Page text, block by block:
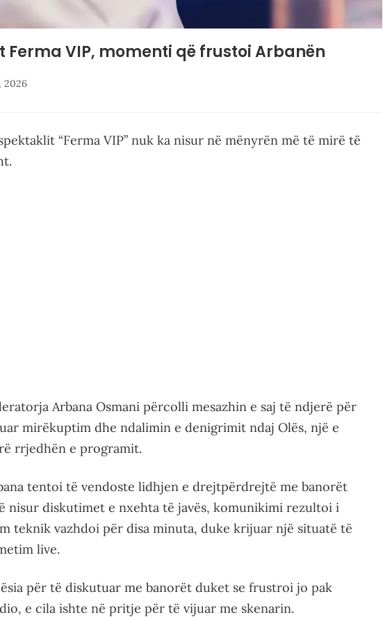
Ferma VIP, momenti që frustoi Arbanën
2026
“Ferma VIP” nuk ka nisur në mënyrën më të mirë të
Arbana Osmani përcolli mesazhin e saj të ndjerë për
mirëkuptim dhe ndalimin e denigrimit ndaj Olës, një e
rrjedhën e programit.
tentoi të vendoste lidhjen e drejtpërdrejtë me banorët
nisur diskutimet e nxehta të javës, komunikimi rezultoi i
teknik vazhdoi për disa minuta, duke krijuar një situatë të
live.
për të diskutuar me banorët duket se frustroi jo pak
e cila ishte në pritje për të vijuar me skenarin.